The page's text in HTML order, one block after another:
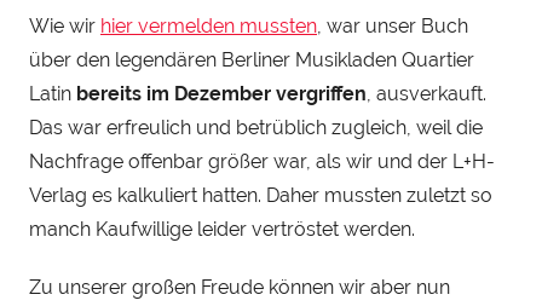
n
H
e
n
r
y
S
e
Wie wir hier vermelden mussten, war unser Buch
über den legendären Berliner Musikladen Quartier
Latin bereits im Dezember vergriffen, ausverkauft.
Das war erfreulich und betrüblich zugleich, weil die
Nachfrage offenbar größer war, als wir und der L+H-
Verlag es kalkuliert hatten. Daher mussten zuletzt so
manch Kaufwillige leider vertröstet werden.
Zu unserer großen Freude können wir aber nun